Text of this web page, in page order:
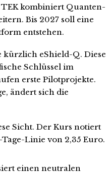
kombiniert Quanten-
Bis 2027 soll eine
entstehen.
kürzlich eShield-Q. Diese
Schlüssel im
erste Pilotprojekte.
ändert sich die
Sicht. Der Kurs notiert
Linie von 2,35 Euro.
einen neutralen